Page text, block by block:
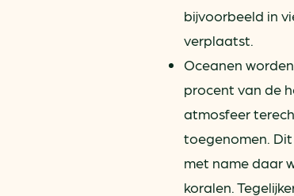
bijvoorbeeld in
verplaatst.
Oceanen
procent van de
atmosfeer
toegenomen.
met name daar
koralen.